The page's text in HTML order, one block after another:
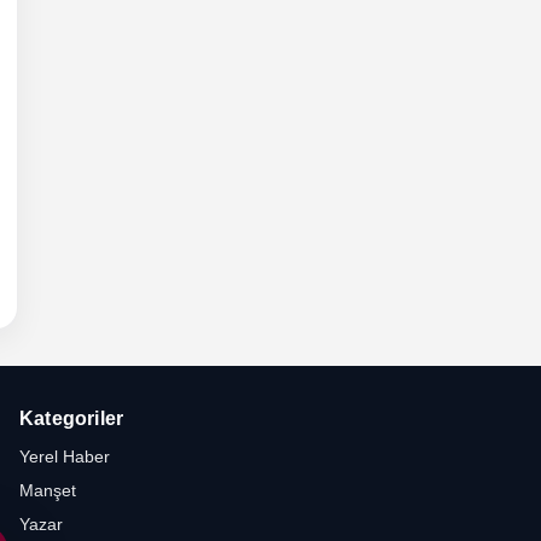
-
Kategoriler
Yerel Haber
Manşet
Yazar